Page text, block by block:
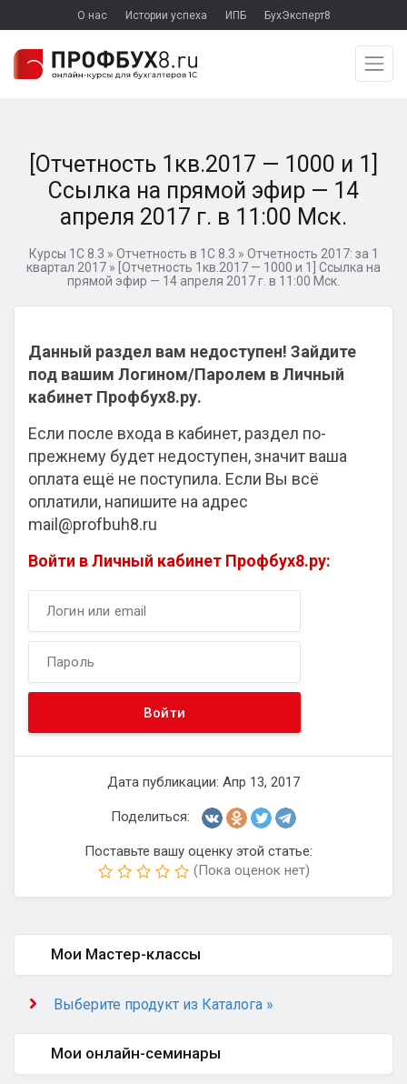
О нас Истории успеха ИПБ БухЭксперт8
[Отчетность 1кв.2017 — 1000 и 1]
Ссылка на прямой эфир — 14
апреля 2017 г. в 11:00 Мск.
Курсы 1С 8.3 » Отчетность в 1С 8.3 » Отчетность 2017: за 1
квартал 2017 » [Отчетность 1кв.2017 — 1000 и 1] Ссылка на
прямой эфир — 14 апреля 2017 г. в 11:00 Мск.
Данный раздел вам недоступен! Зайдите
под вашим Логином/Паролем в Личный
кабинет Профбух8.ру.
Если после входа в кабинет, раздел по-
прежнему будет недоступен, значит ваша
оплата ещё не поступила. Если Вы всё
оплатили, напишите на адрес
mail@profbuh8.ru
Войти в Личный кабинет Профбух8.ру:
Дата публикации: Апр 13, 2017
Поделиться:
Поставьте вашу оценку этой статье:
(Пока оценок нет)
Мои Мастер-классы
Выберите продукт из Каталога »
Мои онлайн-семинары